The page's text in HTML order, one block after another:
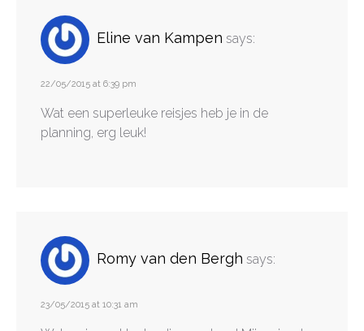
Eline van Kampen says:
22/05/2015 at 6:39 pm
Wat een superleuke reisjes heb je in de
planning, erg leuk!
Romy van den Bergh says:
23/05/2015 at 10:31 am